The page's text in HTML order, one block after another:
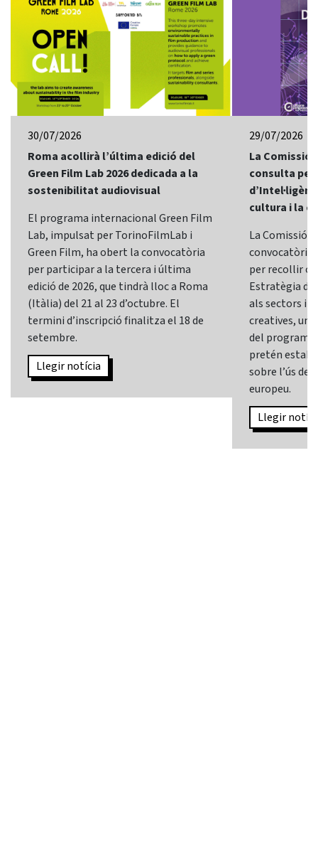
30/07/2026
Roma acollirà l’última edició del
Green Film Lab 2026 dedicada a la
sostenibilitat audiovisual
El programa internacional Green Film
Lab, impulsat per TorinoFilmLab i
Green Film, ha obert la convocatòria
per participar a la tercera i última
edició de 2026, que tindrà lloc a Roma
(Itàlia) del 21 al 23 d’octubre. El
termini d’inscripció finalitza el 18 de
setembre.
Llegir notícia
29/07/2026
La Comissió
consulta
cultura i la
La Comissió
convocatòria
per recollir
Estratègia
als sectors i
creatives,
del programa
pretén
sobre l’ús de
europeu.
Llegir